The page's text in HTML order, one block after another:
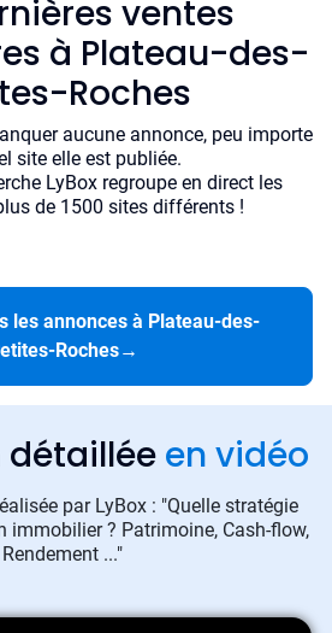
ventes
à Plateau-des-
Roches
aucune annonce, peu importe
site elle est publiée.
LyBox regroupe en direct les
de 1500 sites différents !
les annonces à Plateau-des-
Roches→
détaillée en vidéo
par LyBox : "Quelle stratégie
immobilier ? Patrimoine, Cash-flow,
Rendement ..."